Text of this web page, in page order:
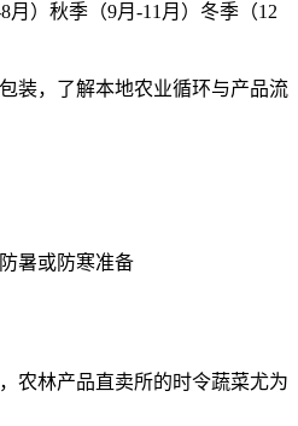
月）秋季（9月-11月）冬季（12
装，了解本地农业循环与产品流
暑或防寒准备
农林产品直卖所的时令蔬菜尤为